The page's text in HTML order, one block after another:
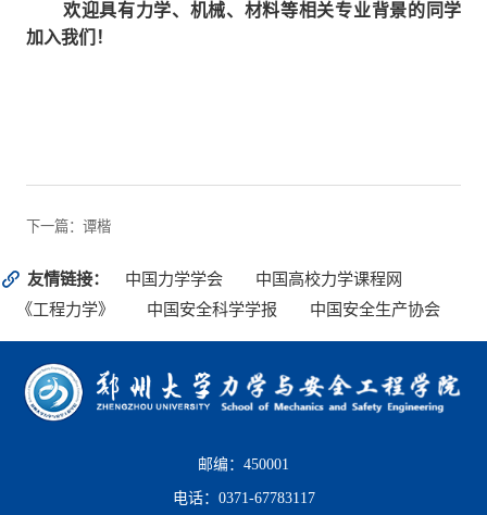
欢迎具有力学、机械、材料等相关专业背景的同学
加入我们！
下一篇：谭楷
友情链接： 中国力学学会
中国高校力学课程网
《工程力学》
中国安全科学学报 中国安全生产协会
邮编：450001
电话：0371-67783117